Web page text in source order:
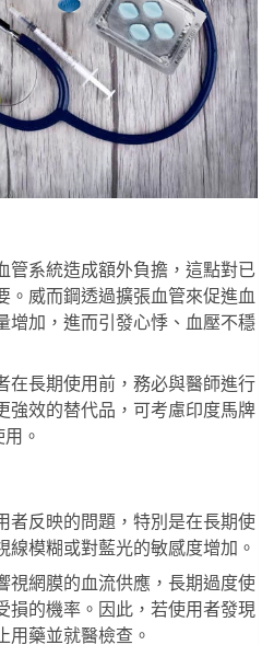
管系統造成額外負擔，這點對已
。威而鋼透過擴張血管來促進血
增加，進而引發心悸、血壓不穩
在長期使用前，務必與醫師進行
強效的替代品，可考慮印度馬牌
。
者反映的問題，特別是在長期使
線模糊或對藍光的敏感度增加。
視網膜的血流供應，長期過度使
損的機率。因此，若使用者發現
用藥並就醫檢查。